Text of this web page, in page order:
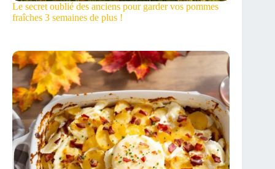
Le secret oublié des anciens pour garder vos pommes
fraîches 3 semaines de plus !